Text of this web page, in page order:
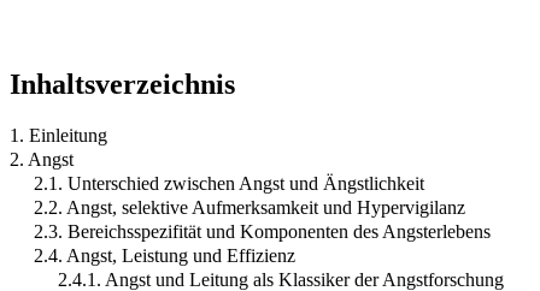
Inhaltsverzeichnis
1. Einleitung
2. Angst
2.1. Unterschied zwischen Angst und Ängstlichkeit
2.2. Angst, selektive Aufmerksamkeit und Hypervigilanz
2.3. Bereichsspezifität und Komponenten des Angsterlebens
2.4. Angst, Leistung und Effizienz
2.4.1. Angst und Leitung als Klassiker der Angstforschung